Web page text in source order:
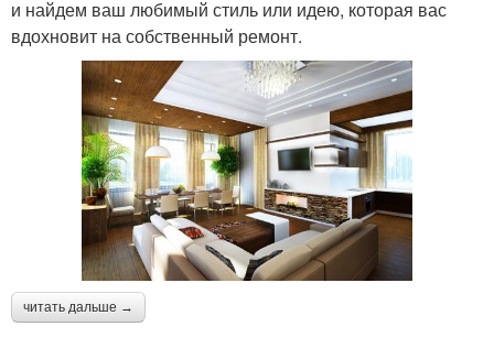
и найдем ваш любимый стиль или идею, которая вас
вдохновит на собственный ремонт.
читать дальше →